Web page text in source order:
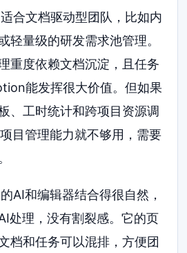
合文档驱动型团队，比如内
轻量级的研发需求池管理。
重度依赖文档沉淀，且任务
能发挥很大价值。但如果
、工时统计和跨项目资源调
目管理能力就不够用，需要
AI和编辑器结合得很自然，
处理，没有割裂感。它的页
档和任务可以混排，方便团